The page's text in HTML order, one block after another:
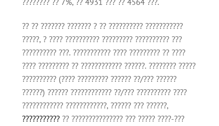
?? ?? ??????? ??????? ? ?? ?????????? ???????????
?????, ? ???? ?????????? ????????? ?????????? ???
?????????? ???. ??????????? ???? ????????? ?? ????
???? ????????? ?? ???????????? ??????. ???????? ?????
?????????? (???? ????????? ?????? ??/??? ??????
??????) ?????? ???????????? ??/??? ?????????? ????
???????????? ????????????, ?????? ??? ??????,
????????????? ??????????????? ??? ????? ????-???